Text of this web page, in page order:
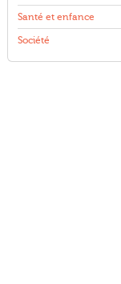
Santé et enfance
Société